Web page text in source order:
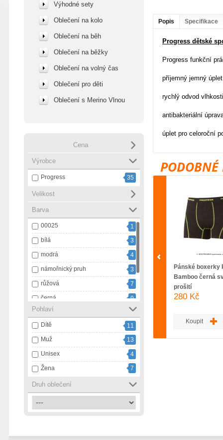
Výhodné sety
Oblečení na kolo
Oblečení na běh
Oblečení na běžky
Oblečení na volný čas
Oblečení pro děti
Oblečení s Merino Vlnou
Cena
Výrobce
Progress 35
Velikost
Barva
00025
1
bílá
3
modrá
4
námořnický pruh
3
růžová
7
černá
9
červená
1
šedá
7
Pohlaví
Dítě
11
Muž
13
Unisex
4
Žena
7
Druh oblečení
Popis Specifikace
Progress dětské
Progress funkční
příjemný jemný úplet
rychlý odvod vlhkosti
antibakteriální
úplet pro celoroční
PODOBNÉ
Pánské boxerky
Bamboo černá
prošití
280 Kč
Koupit